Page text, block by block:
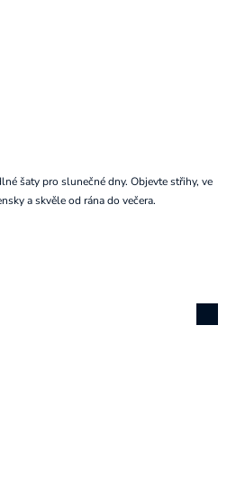
šaty pro slunečné dny. Objevte střihy, ve
a skvěle od rána do večera.